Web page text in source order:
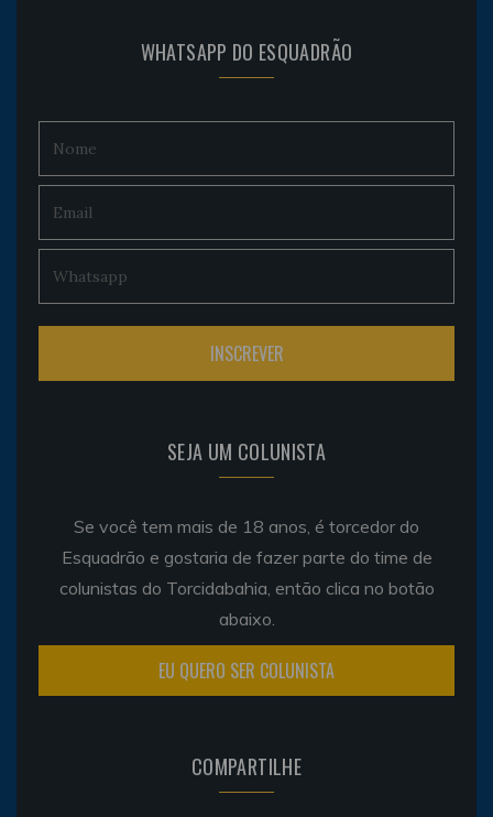
WHATSAPP DO ESQUADRÃO
SEJA UM COLUNISTA
Se você tem mais de 18 anos, é torcedor do
Esquadrão e gostaria de fazer parte do time de
colunistas do Torcidabahia, então clica no botão
abaixo.
EU QUERO SER COLUNISTA
COMPARTILHE